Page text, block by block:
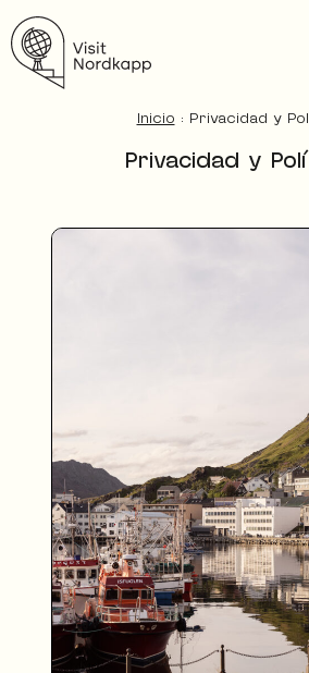
Inicio: Privacidad y
Privacidad y